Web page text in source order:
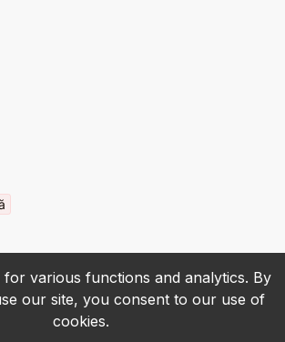
for various functions and analytics. By
our site, you consent to our use of
cookies.